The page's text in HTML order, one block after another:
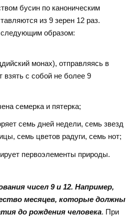
бусин по каноническим
из 9 зерен 12 раз.
следующим образом:
монах), отправляясь в
взять с собой не более 9
семерка и пятерка;
семь дней недели, семь звезд
семь цветов радуги, семь нот;
первоэлементы природы.
чисел 9 и 12. Например,
месяцев, которые должны
до рождения человека. При